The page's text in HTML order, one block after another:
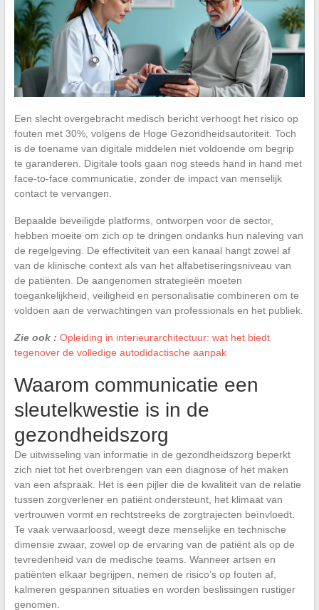
Een slecht overgebracht medisch bericht verhoogt het risico op
fouten met 30%, volgens de Hoge Gezondheidsautoriteit. Toch
is de toename van digitale middelen niet voldoende om begrip
te garanderen. Digitale tools gaan nog steeds hand in hand met
face-to-face communicatie, zonder de impact van menselijk
contact te vervangen.
Bepaalde beveiligde platforms, ontworpen voor de sector,
hebben moeite om zich op te dringen ondanks hun naleving van
de regelgeving. De effectiviteit van een kanaal hangt zowel af
van de klinische context als van het alfabetiseringsniveau van
de patiënten. De aangenomen strategieën moeten
toegankelijkheid, veiligheid en personalisatie combineren om te
voldoen aan de verwachtingen van professionals en het publiek.
Zie ook : Opleiding in interieurarchitectuur: wat het biedt
tegenover de volledige autodidactische aanpak
Waarom communicatie een
sleutelkwestie is in de
gezondheidszorg
De uitwisseling van informatie in de gezondheidszorg beperkt
zich niet tot het overbrengen van een diagnose of het maken
van een afspraak. Het is een pijler die de kwaliteit van de relatie
tussen zorgverlener en patiënt ondersteunt, het klimaat van
vertrouwen vormt en rechtstreeks de zorgtrajecten beïnvloedt.
Te vaak verwaarloosd, weegt deze menselijke en technische
dimensie zwaar, zowel op de ervaring van de patiënt als op de
tevredenheid van de medische teams. Wanneer artsen en
patiënten elkaar begrijpen, nemen de risico’s op fouten af,
kalmeren gespannen situaties en worden beslissingen rustiger
genomen.